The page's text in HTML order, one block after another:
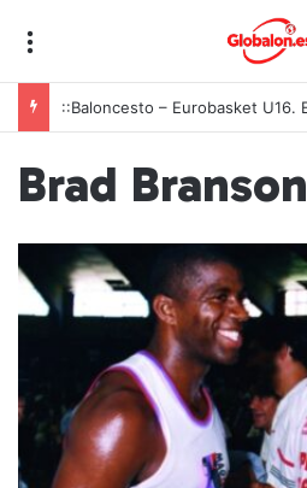
Brad Branson